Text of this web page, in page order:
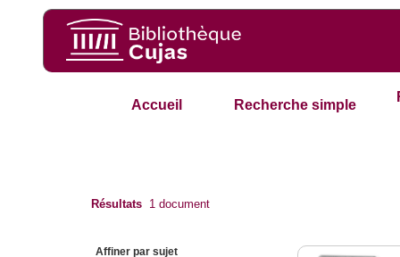
Accueil Recherche simple
Résultats 1 document
Affiner par sujet